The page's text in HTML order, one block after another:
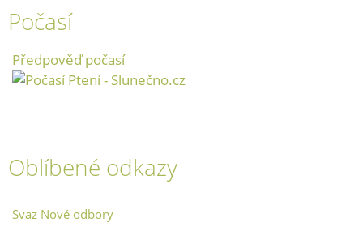
Počasí
Předpověď počasí
Oblíbené odkazy
Svaz Nové odbory